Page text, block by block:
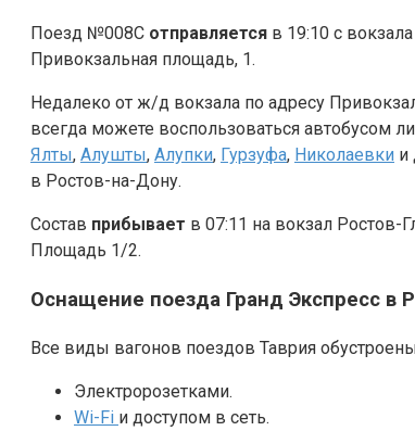
Поезд №008С отправляется в 19:10 с
Привокзальная площадь, 1.
Недалеко от ж/д вокзала по адресу
всегда можете воспользоваться автобусом
Ялты, Алушты, Алупки, Гурзуфа, Николаевки и
в Ростов-на-Дону.
Состав прибывает в 07:11 на вокзал Ростов-
Площадь 1/2.
Оснащение поезда Гранд Экспресс в
Все виды вагонов поездов Таврия
Электророзетками.
Wi-Fi и доступом в сеть.